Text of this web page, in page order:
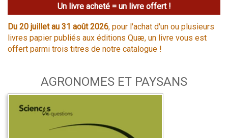
Un livre acheté = un livre offert !
Du 20 juillet au 31 août 2026, pour l'achat d'un ou plusieurs
livres papier publiés aux éditions Quæ, un livre vous est
offert parmi trois titres de notre catalogue !
AGRONOMES ET PAYSANS